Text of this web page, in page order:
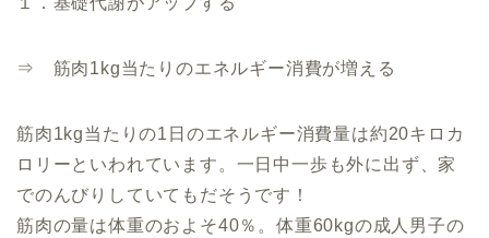
⇒ 筋肉1kg当たりのエネルギー消費が増える
筋肉1kg当たりの1日のエネルギー消費量は約20キロカ
ロリーといわれています。一日中一歩も外に出ず、家
でのんびりしていてもだそうです！
筋肉の量は体重のおよそ40％。体重60kgの成人男子の